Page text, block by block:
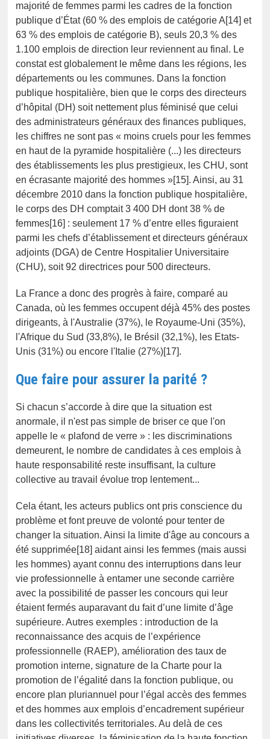
majorité de femmes parmi les cadres de la fonction
publique d’État (60 % des emplois de catégorie A[14] et
63 % des emplois de catégorie B), seuls 20,3 % des
1.100 emplois de direction leur reviennent au final. Le
constat est globalement le même dans les régions, les
départements ou les communes. Dans la fonction
publique hospitalière, bien que le corps des directeurs
d’hôpital (DH) soit nettement plus féminisé que celui
des administrateurs généraux des finances publiques,
les chiffres ne sont pas « moins cruels pour les femmes
en haut de la pyramide hospitalière (...) les directeurs
des établissements les plus prestigieux, les CHU, sont
en écrasante majorité des hommes »[15]. Ainsi, au 31
décembre 2010 dans la fonction publique hospitalière,
le corps des DH comptait 3 400 DH dont 38 % de
femmes[16] : seulement 17 % d’entre elles figuraient
parmi les chefs d’établissement et directeurs généraux
adjoints (DGA) de Centre Hospitalier Universitaire
(CHU), soit 92 directrices pour 500 directeurs.
La France a donc des progrès à faire, comparé au
Canada, où les femmes occupent déjà 45% des postes
dirigeants, à l'Australie (37%), le Royaume-Uni (35%),
l'Afrique du Sud (33,8%), le Brésil (32,1%), les Etats-
Unis (31%) ou encore l'Italie (27%)[17].
Que faire pour assurer la parité ?
Si chacun s’accorde à dire que la situation est
anormale, il n'est pas simple de briser ce que l'on
appelle le « plafond de verre » : les discriminations
demeurent, le nombre de candidates à ces emplois à
haute responsabilité reste insuffisant, la culture
collective au travail évolue trop lentement...
Cela étant, les acteurs publics ont pris conscience du
problème et font preuve de volonté pour tenter de
changer la situation. Ainsi la limite d'âge au concours a
été supprimée[18] aidant ainsi les femmes (mais aussi
les hommes) ayant connu des interruptions dans leur
vie professionnelle à entamer une seconde carrière
avec la possibilité de passer les concours qui leur
étaient fermés auparavant du fait d’une limite d’âge
supérieure. Autres exemples : introduction de la
reconnaissance des acquis de l’expérience
professionnelle (RAEP), amélioration des taux de
promotion interne, signature de la Charte pour la
promotion de l’égalité dans la fonction publique, ou
encore plan pluriannuel pour l’égal accès des femmes
et des hommes aux emplois d’encadrement supérieur
dans les collectivités territoriales. Au delà de ces